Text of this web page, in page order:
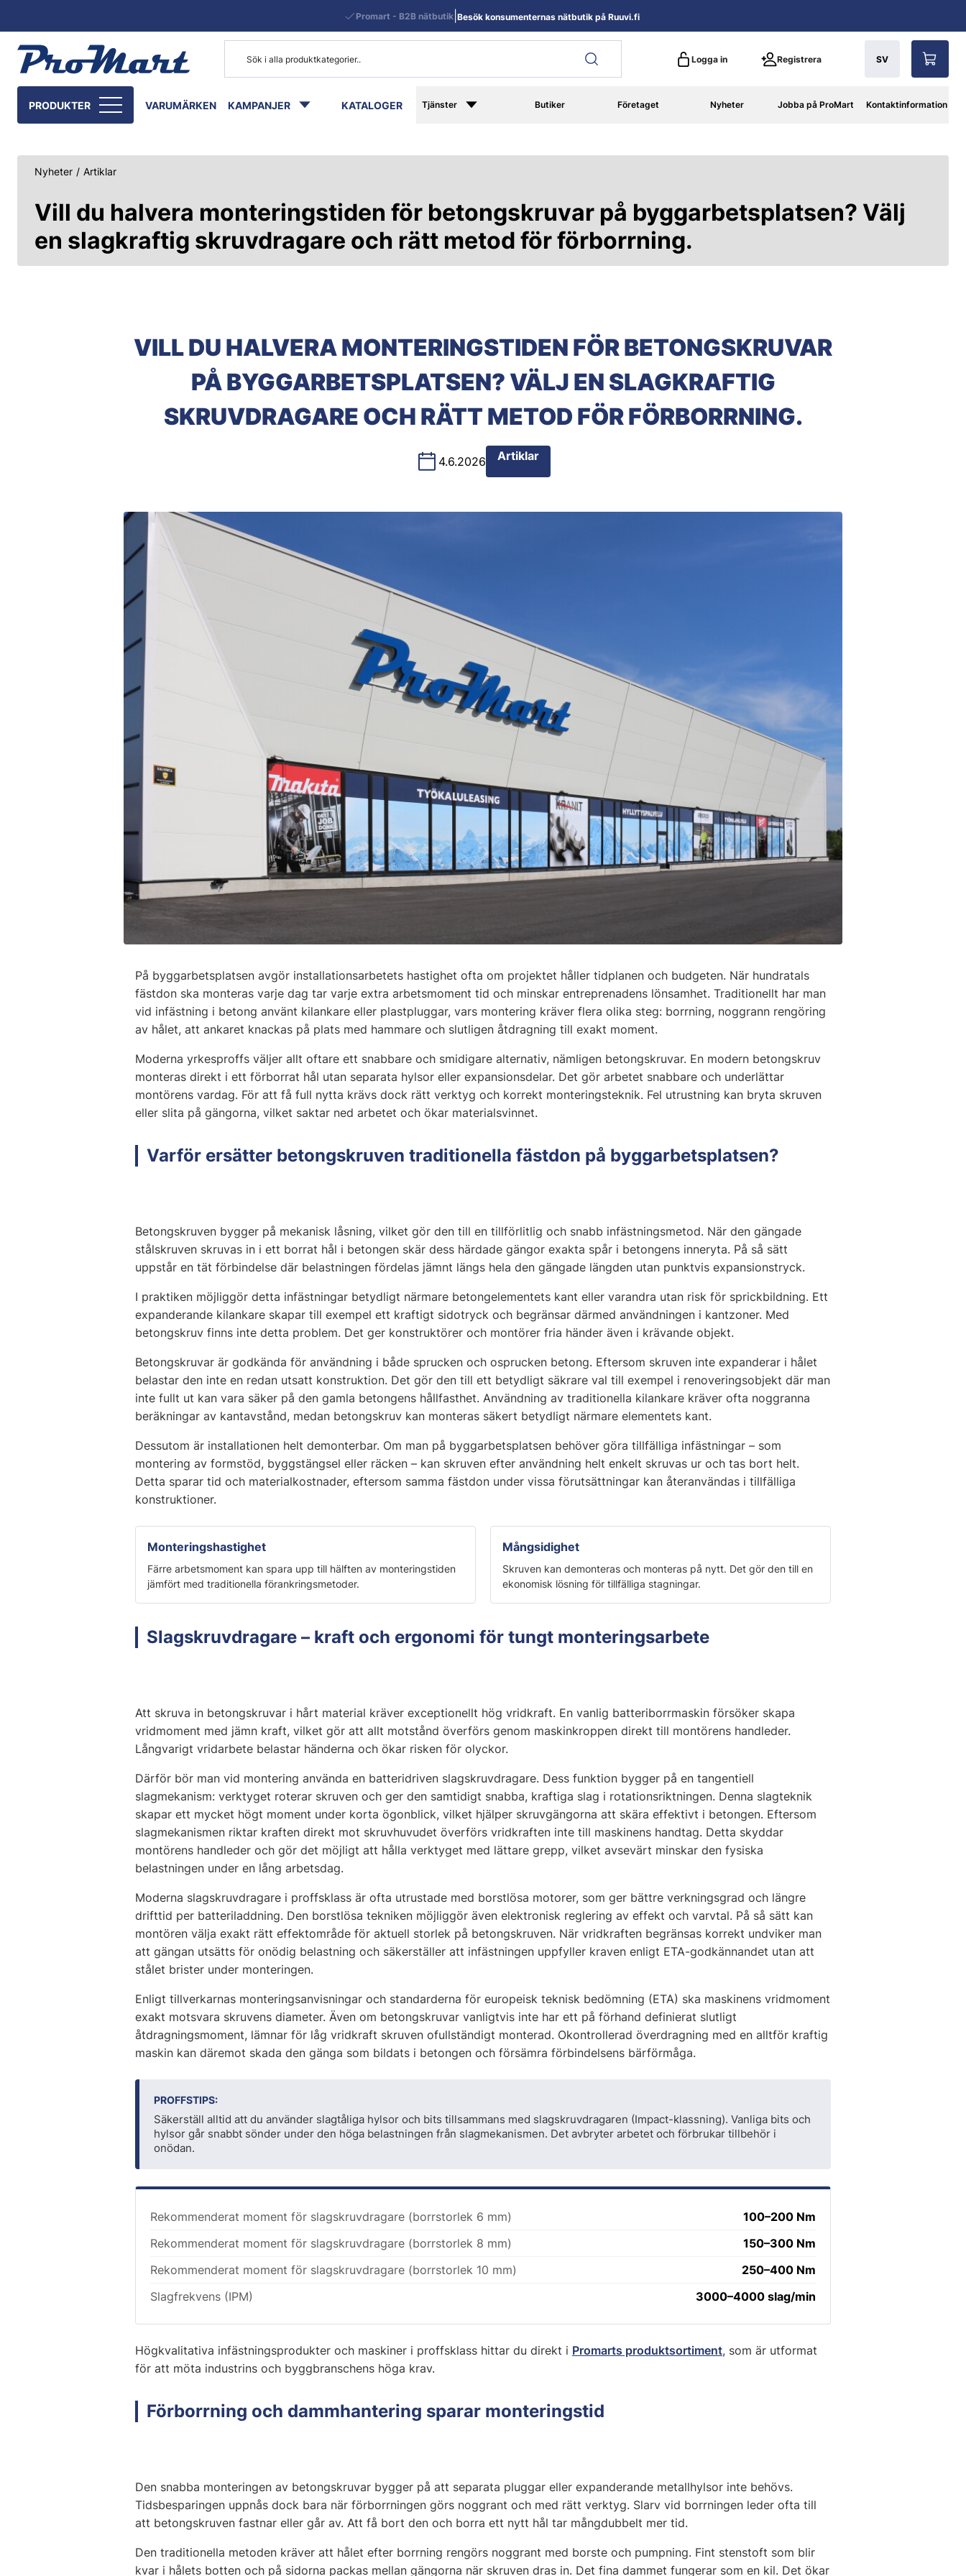
Logga in Registrera SV
PRODUKTER VARUMÄRKEN KAMPANJER KATALOGER Tjänster Butiker Företaget Nyheter Jobba på ProMart Kontaktinformation
Promart - B2B nätbutik Besök konsumenternas nätbutik på Ruuvi.fi
Nyheter / Artiklar
Vill du halvera monteringstiden för betongskruvar på byggarbetsplatsen? Välj
en slagkraftig skruvdragare och rätt metod för förborrning.
VILL DU HALVERA MONTERINGSTIDEN FÖR BETONGSKRUVAR
PÅ BYGGARBETSPLATSEN? VÄLJ EN SLAGKRAFTIG
SKRUVDRAGARE OCH RÄTT METOD FÖR FÖRBORRNING.
4.6.2026 Artiklar
På byggarbetsplatsen avgör installationsarbetets hastighet ofta om projektet håller tidplanen och budgeten. När hundratals
fästdon ska monteras varje dag tar varje extra arbetsmoment tid och minskar entreprenadens lönsamhet. Traditionellt har man
vid infästning i betong använt kilankare eller plastpluggar, vars montering kräver flera olika steg: borrning, noggrann rengöring
av hålet, att ankaret knackas på plats med hammare och slutligen åtdragning till exakt moment.
Moderna yrkesproffs väljer allt oftare ett snabbare och smidigare alternativ, nämligen betongskruvar. En modern betongskruv
monteras direkt i ett förborrat hål utan separata hylsor eller expansionsdelar. Det gör arbetet snabbare och underlättar
montörens vardag. För att få full nytta krävs dock rätt verktyg och korrekt monteringsteknik. Fel utrustning kan bryta skruven
eller slita på gängorna, vilket saktar ned arbetet och ökar materialsvinnet.
Varför ersätter betongskruven traditionella fästdon på byggarbetsplatsen?
Betongskruven bygger på mekanisk låsning, vilket gör den till en tillförlitlig och snabb infästningsmetod. När den gängade
stålskruven skruvas in i ett borrat hål i betongen skär dess härdade gängor exakta spår i betongens inneryta. På så sätt
uppstår en tät förbindelse där belastningen fördelas jämnt längs hela den gängade längden utan punktvis expansionstryck.
I praktiken möjliggör detta infästningar betydligt närmare betongelementets kant eller varandra utan risk för sprickbildning. Ett
expanderande kilankare skapar till exempel ett kraftigt sidotryck och begränsar därmed användningen i kantzoner. Med
betongskruv finns inte detta problem. Det ger konstruktörer och montörer fria händer även i krävande objekt.
Betongskruvar är godkända för användning i både sprucken och osprucken betong. Eftersom skruven inte expanderar i hålet
belastar den inte en redan utsatt konstruktion. Det gör den till ett betydligt säkrare val till exempel i renoveringsobjekt där man
inte fullt ut kan vara säker på den gamla betongens hållfasthet. Användning av traditionella kilankare kräver ofta noggranna
beräkningar av kantavstånd, medan betongskruv kan monteras säkert betydligt närmare elementets kant.
Dessutom är installationen helt demonterbar. Om man på byggarbetsplatsen behöver göra tillfälliga infästningar – som
montering av formstöd, byggstängsel eller räcken – kan skruven efter användning helt enkelt skruvas ur och tas bort helt.
Detta sparar tid och materialkostnader, eftersom samma fästdon under vissa förutsättningar kan återanvändas i tillfälliga
konstruktioner.
Monteringshastighet
Färre arbetsmoment kan spara upp till hälften av monteringstiden
jämfört med traditionella förankringsmetoder.
Mångsidighet
Skruven kan demonteras och monteras på nytt. Det gör den till en
ekonomisk lösning för tillfälliga stagningar.
Slagskruvdragare – kraft och ergonomi för tungt monteringsarbete
Att skruva in betongskruvar i hårt material kräver exceptionellt hög vridkraft. En vanlig batteriborrmaskin försöker skapa
vridmoment med jämn kraft, vilket gör att allt motstånd överförs genom maskinkroppen direkt till montörens handleder.
Långvarigt vridarbete belastar händerna och ökar risken för olyckor.
Därför bör man vid montering använda en batteridriven slagskruvdragare. Dess funktion bygger på en tangentiell
slagmekanism: verktyget roterar skruven och ger den samtidigt snabba, kraftiga slag i rotationsriktningen. Denna slagteknik
skapar ett mycket högt moment under korta ögonblick, vilket hjälper skruvgängorna att skära effektivt i betongen. Eftersom
slagmekanismen riktar kraften direkt mot skruvhuvudet överförs vridkraften inte till maskinens handtag. Detta skyddar
montörens handleder och gör det möjligt att hålla verktyget med lättare grepp, vilket avsevärt minskar den fysiska
belastningen under en lång arbetsdag.
Moderna slagskruvdragare i proffsklass är ofta utrustade med borstlösa motorer, som ger bättre verkningsgrad och längre
drifttid per batteriladdning. Den borstlösa tekniken möjliggör även elektronisk reglering av effekt och varvtal. På så sätt kan
montören välja exakt rätt effektområde för aktuell storlek på betongskruven. När vridkraften begränsas korrekt undviker man
att gängan utsätts för onödig belastning och säkerställer att infästningen uppfyller kraven enligt ETA-godkännandet utan att
stålet brister under monteringen.
Enligt tillverkarnas monteringsanvisningar och standarderna för europeisk teknisk bedömning (ETA) ska maskinens vridmoment
exakt motsvara skruvens diameter. Även om betongskruvar vanligtvis inte har ett på förhand definierat slutligt
åtdragningsmoment, lämnar för låg vridkraft skruven ofullständigt monterad. Okontrollerad överdragning med en alltför kraftig
maskin kan däremot skada den gänga som bildats i betongen och försämra förbindelsens bärförmåga.
PROFFSTIPS:
Säkerställ alltid att du använder slagtåliga hylsor och bits tillsammans med slagskruvdragaren (Impact-klassning). Vanliga bits och
hylsor går snabbt sönder under den höga belastningen från slagmekanismen. Det avbryter arbetet och förbrukar tillbehör i
onödan.
Rekommenderat moment för slagskruvdragare (borrstorlek 6 mm)
100–200 Nm
Rekommenderat moment för slagskruvdragare (borrstorlek 8 mm)
150–300 Nm
Rekommenderat moment för slagskruvdragare (borrstorlek 10 mm)
250–400 Nm
Slagfrekvens (IPM)
3000–4000 slag/min
Högkvalitativa infästningsprodukter och maskiner i proffsklass hittar du direkt i Promarts produktsortiment, som är utformat
för att möta industrins och byggbranschens höga krav.
Förborrning och dammhantering sparar monteringstid
Den snabba monteringen av betongskruvar bygger på att separata pluggar eller expanderande metallhylsor inte behövs.
Tidsbesparingen uppnås dock bara när förborrningen görs noggrant och med rätt verktyg. Slarv vid borrningen leder ofta till
att betongskruven fastnar eller går av. Att få bort den och borra ett nytt hål tar mångdubbelt mer tid.
Den traditionella metoden kräver att hålet efter borrning rengörs noggrant med borste och pumpning. Fint stenstoft som blir
kvar i hålets botten och på sidorna packas mellan gängorna när skruven dras in. Det fina dammet fungerar som en kil. Det ökar